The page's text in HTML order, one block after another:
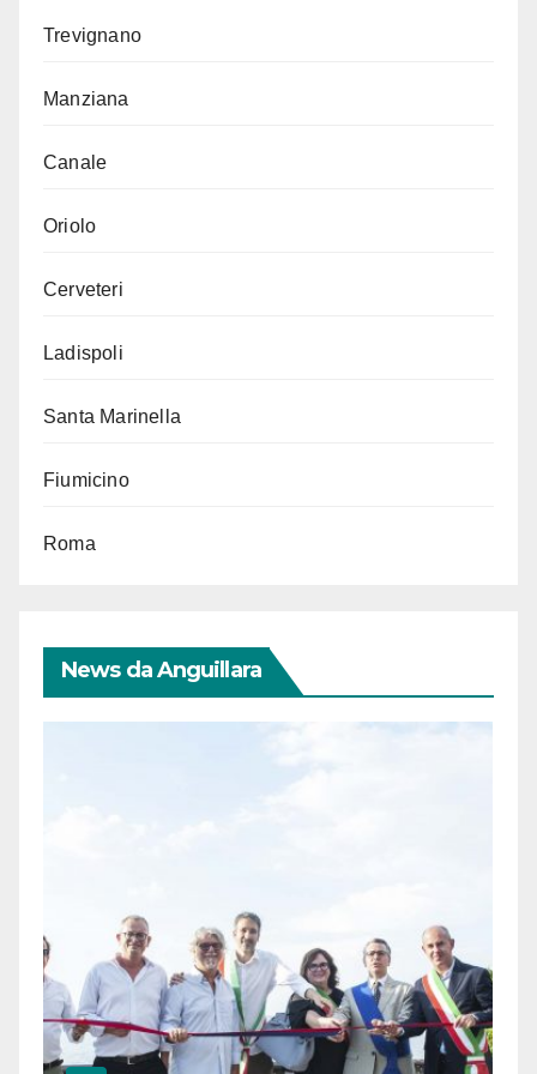
Trevignano
Manziana
Canale
Oriolo
Cerveteri
Ladispoli
Santa Marinella
Fiumicino
Roma
News da Anguillara